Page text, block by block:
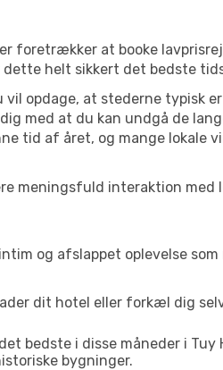
at booke
helt sikkert det bedste
opdage, at stederne typisk
med at du kan undgå de
tid af året, og mange lokale
meningsfuld interaktion
og afslappet oplevelse
dit hotel eller forkæl dig
bedste i disse måneder i
bygninger.